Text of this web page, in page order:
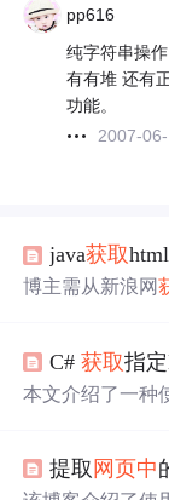
pp616
纯字符串操
有有堆 还有
功能。
2007-
java获取html
博主需从新浪网
度”温度信息。
C#获取指
本文介绍了一种
提取 网页中